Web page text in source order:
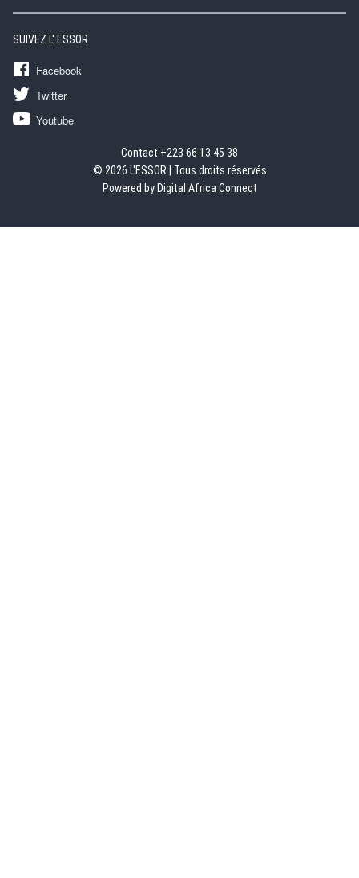
SUIVEZ L' ESSOR
Facebook
Twitter
Youtube
Contact +223 66 13 45 38
© 2026 L'ESSOR | Tous droits réservés
Powered by Digital Africa Connect